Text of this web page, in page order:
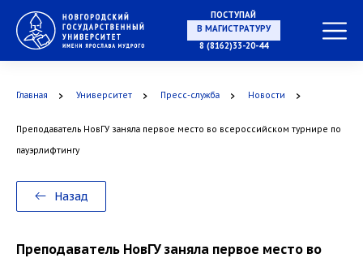
ПОСТУПАЙ
НА СПЕЦИАЛИТЕТ
В МАГИСТРАТУРУ
8 (8162)33-20-44
Главная Университет Пресс-служба Новости
Преподаватель НовГУ заняла первое место во всероссийском турнире по
пауэрлифтингу
Назад
Преподаватель НовГУ заняла первое место во